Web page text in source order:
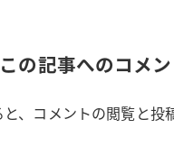
この記事へのコメ
と、コメントの閲覧と投